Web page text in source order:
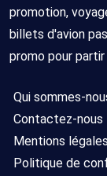
promotion,
billets d'avion
promo pour
Qui sommes-
Contactez-nous
Mentions légales
Politique de